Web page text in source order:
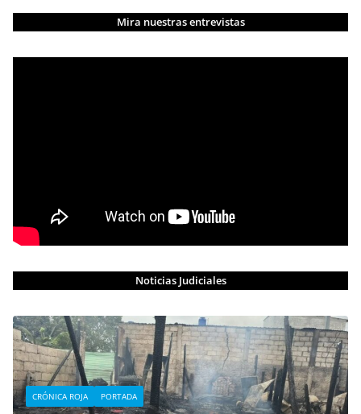
Mira nuestras entrevistas
Noticias Judiciales
CRÓNICA ROJA PORTADA